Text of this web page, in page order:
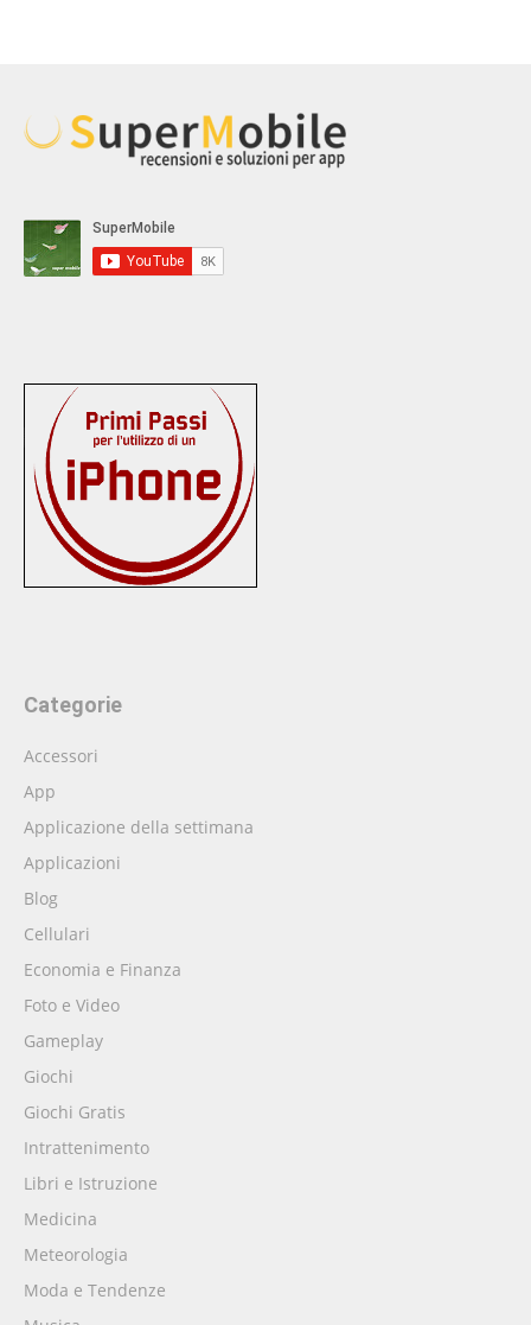
Categorie
Accessori
App
Applicazione della settimana
Applicazioni
Blog
Cellulari
Economia e Finanza
Foto e Video
Gameplay
Giochi
Giochi Gratis
Intrattenimento
Libri e Istruzione
Medicina
Meteorologia
Moda e Tendenze